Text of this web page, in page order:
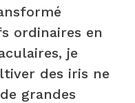
ordinaires en
je
des iris ne
grandes